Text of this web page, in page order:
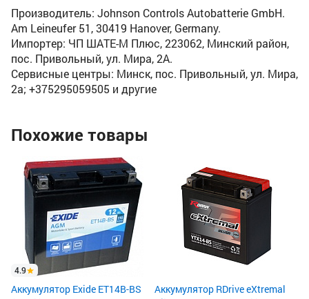
Производитель: Johnson Controls Autobatterie GmbH.
Am Leineufer 51, 30419 Hanover, Germany.
Импортер: ЧП ШАТЕ-М Плюс, 223062, Минский район,
пос. Привольный, ул. Мира, 2А.
Сервисные центры: Минск, пос. Привольный, ул. Мира,
2а; +375295059505 и другие
Похожие товары
4.9
Аккумулятор Exide ET14B-BS
Аккумулятор RDrive eXtremal